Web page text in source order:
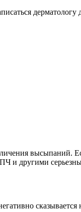
высыпаний.
и другими
сказывается